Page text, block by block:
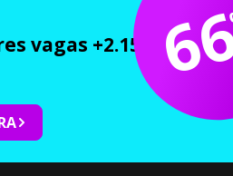
vagas +2.150 cursos